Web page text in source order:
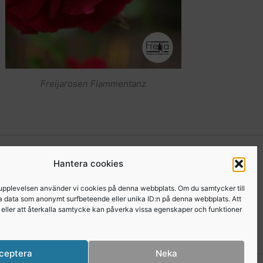
Hantera cookies
använder vi cookies på denna webbplats. Om du samtycker till
data som anonymt surfbeteende eller unika ID:n på denna webbplats. Att
att återkalla samtycke kan påverka vissa egenskaper och funktioner
Neka
Freijarosen Flammentanz
för medlemmar. I den gruppen kan du som är
Freijor, ställa frågor, tipsa varandra etc… Här
från Freijaträffar. Om du är Freija och finns på
.